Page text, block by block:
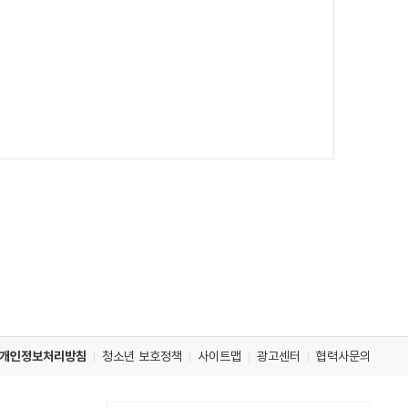
개인정보처리방침 청소년 보호정책 사이트맵 광고센터 협력사문의